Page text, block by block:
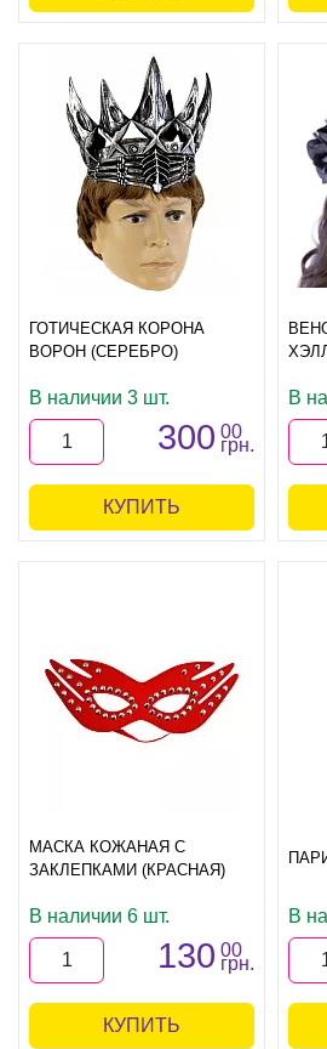
ГОТИЧЕСКАЯ КОРОНА
ВОРОН (СЕРЕБРО)
В наличии 3 шт.
300 00
грн.
КУПИТЬ
В
МАСКА КОЖАНАЯ С
ЗАКЛЕПКАМИ (КРАСНАЯ)
В наличии 6 шт.
130 00
грн.
КУПИТЬ
В